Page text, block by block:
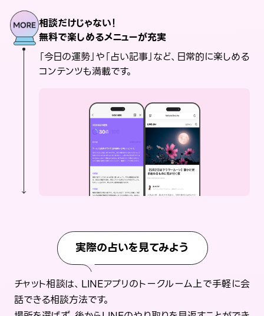
相談だけじゃない！
無料で楽しめるメニューが充実
「今日の運勢」や「占い記事」など、日常的に楽しめる
コンテンツも満載です。
実際の占いを見てみよう
チャット相談は、LINEアプリのトークルーム上で手軽に会
話できる相談方法です。